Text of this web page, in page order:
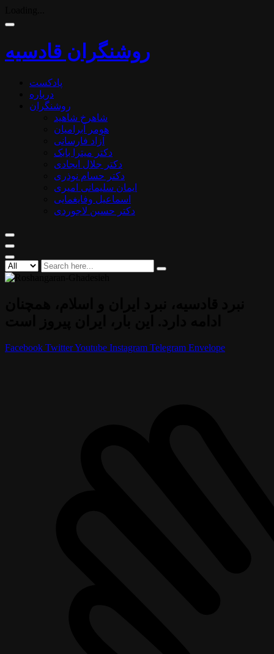
روشنگران قادسیه
پادکست
درباره
روشنگران
شاهرخ شاهید
هومر آبرامیان
آزاد فارسانی
دکتر میترا بابک
دکتر جلال ایجادی
دکتر حسام نوذری
ایمان سلیمانی امیری
اسماعیل وفایغمایی
دکتر حسین لاجوردی
Facebook TwitterYoutube Instagram Telegram Envelope